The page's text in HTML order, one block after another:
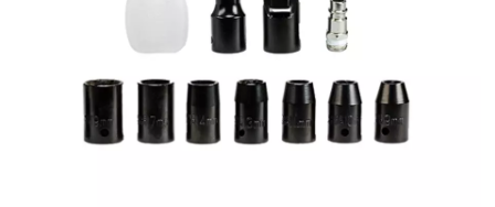
the site with their CMP to add this content
to the list of technologies used.
Powered by
Management Platform